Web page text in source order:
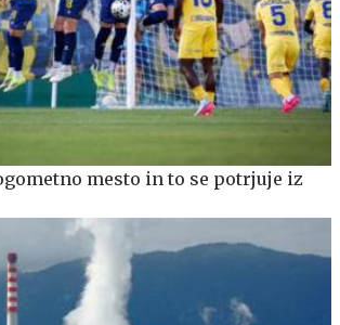
mesto in to se potrjuje iz